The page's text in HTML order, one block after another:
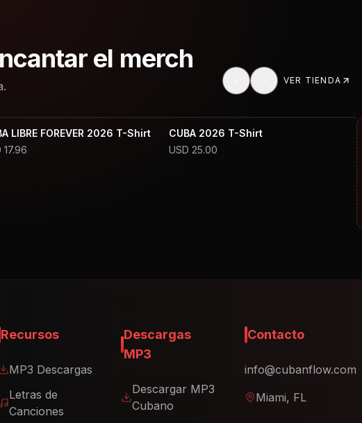
el merch
VER TIENDA
LIBRE FOREVER 2026 T-Shirt
17.96
CUBA 2026 T-Shirt
USD 25.00
Recursos
MP3 Descargas
Letras de
Canciones
Descargas
MP3
Descargar MP3
Cubano
Contacto
info@cubanflow.com
Miami, FL